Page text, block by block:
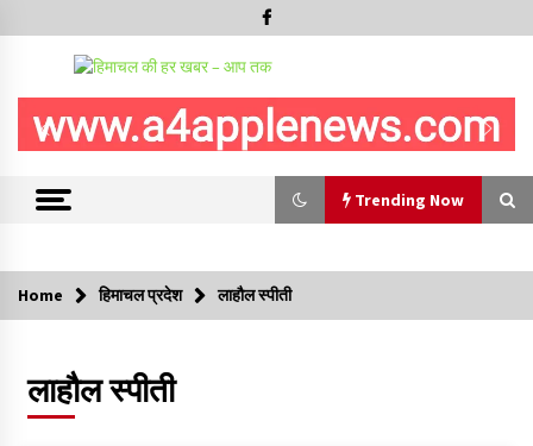
Trending Now
07/08/2026
Home हिमाचल प्रदेश लाहौल स्पीती
लाहौल स्पीती